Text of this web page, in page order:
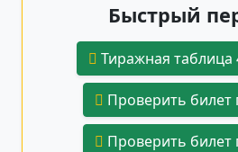
Быстрый
Тиражная таблица
Проверить билет
Проверить билет